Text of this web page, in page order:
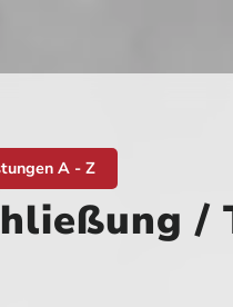
A - Z
/